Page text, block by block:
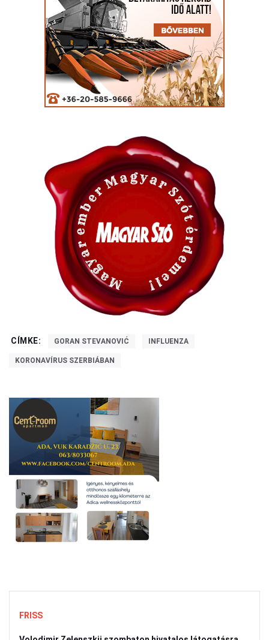
CÍMKE: GORAN STEVANOVIĆ INFLUENZA
KORONAVÍRUS SZERBIÁBAN
FRISS